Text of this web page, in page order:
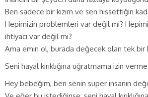
Ben sadece bir kızım ve sen hissettiğin
Hepimizin problemleri var değil mi?
ihtiyacı var değil mi?
Ama emin ol, burada değecek olan tek bir
Seni hayal kırıklığına uğratmama izin verme
Hey bebeğim, ben senin süper insanın